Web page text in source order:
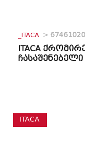
_ITACA >
ITACA
ITACA